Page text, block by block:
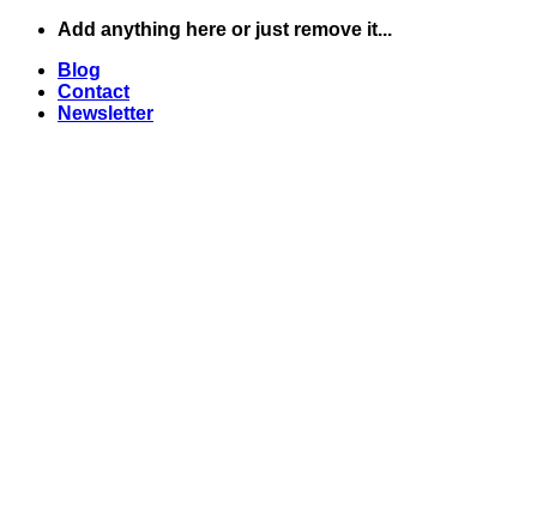
Skip
content
Add anything here or just remove it...
Blog
Contact
Newsletter